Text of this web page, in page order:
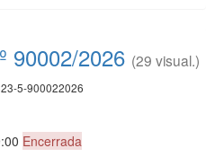
90002/2026 (29 visual.)
5-900022026
Encerrada